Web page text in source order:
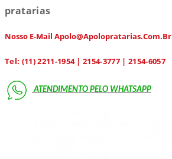
pratarias
Nosso E-Mail Apolo@apolopratarias.com.br
Tel: (11) 2211-1954 | 2154-3777 | 2154-6057
ATENDIMENTO PELO WHATSAPP